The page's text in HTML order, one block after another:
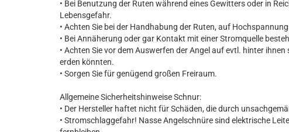
• Bei Benutzung der Ruten während eines Gewitters oder in
Lebensgefahr.
• Achten Sie bei der Handhabung der Ruten, auf
• Bei Annäherung oder gar Kontakt mit einer Stromquelle
• Achten Sie vor dem Auswerfen der Angel auf evtl. hinter
erden könnten.
• Sorgen Sie für genügend großen Freiraum.
Allgemeine Sicherheitshinweise Schnur:
• Der Hersteller haftet nicht für Schäden, die durch
• Stromschlaggefahr! Nasse Angelschnüre sind elektrische